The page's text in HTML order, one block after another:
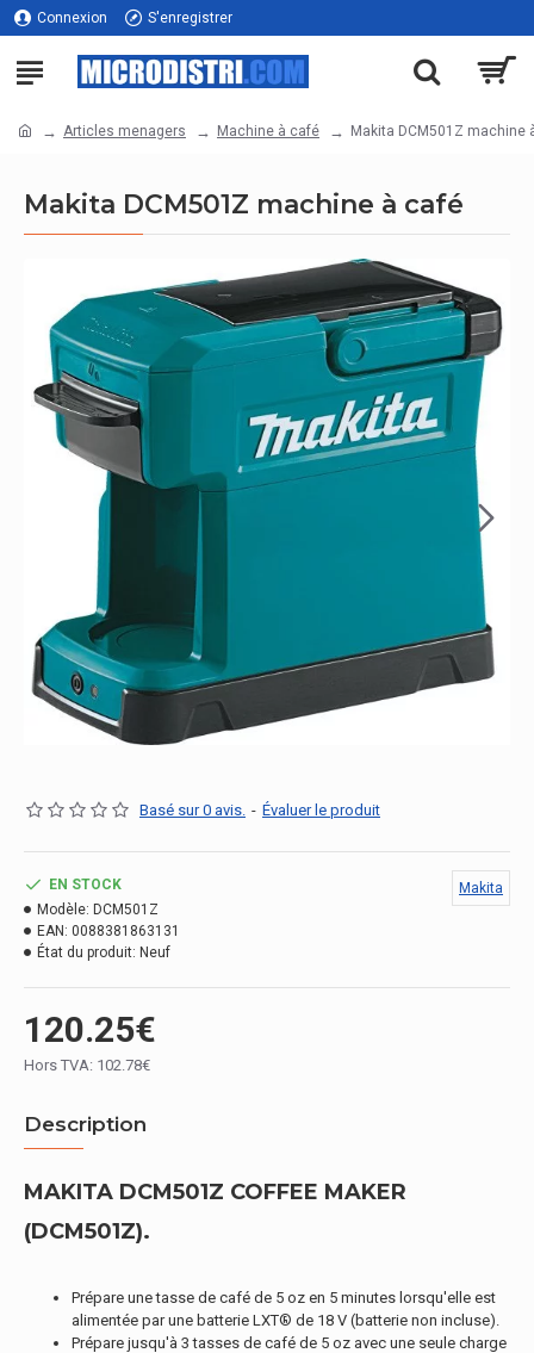
Connexion S'enregistrer
Articles menagers Machine à café Makita DCM501Z machine
Makita DCM501Z machine à café
Basé sur 0 avis. - Évaluer le produit
120.25€
Hors TVA: 102.78€
EN STOCK
Modèle: DCM501Z
EAN: 0088381863131
État du produit: Neuf
Makita
Description
MAKITA DCM501Z COFFEE MAKER
(DCM501Z).
Prépare une tasse de café de 5 oz en 5 minutes lorsqu'elle est
alimentée par une batterie LXT® de 18 V (batterie non incluse).
Prépare jusqu'à 3 tasses de café de 5 oz avec une seule charge